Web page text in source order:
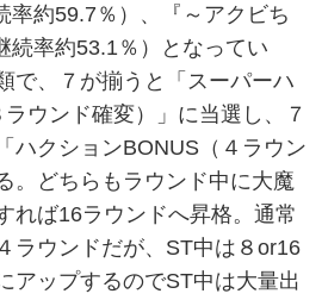
率約59.7％）、『～アクビち
続率約53.1％）となってい
で、７が揃うと「スーパーハ
ウンド確変）」に当選し、７
ハクションBONUS（４ラウン
。どちらもラウンド中に大魔
れば16ラウンドへ昇格。通常
ラウンドだが、ST中は８or16
アップするのでST中は大量出